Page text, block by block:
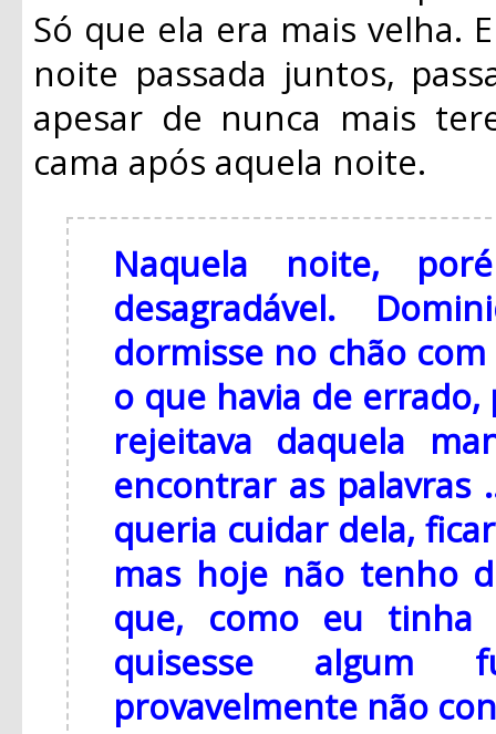
Só que ela era mais velha.
noite passada juntos,
apesar de nunca mais
cama após aquela noite.
Naquela noite,
desagradável.
dormisse no chão
o que havia de
rejeitava daquela
encontrar as palavras
queria cuidar dela,
mas hoje não tenho
que, como eu tinha
quisesse algum
provavelmente não